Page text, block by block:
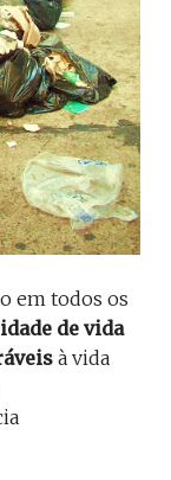
em todos os
de vida
à vida